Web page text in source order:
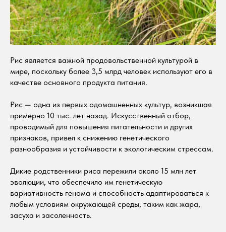
Рис является важной продовольственной культурой в
мире, поскольку более 3,5 млрд человек используют его в
качестве основного продукта питания.
Рис — одна из первых одомашненных культур, возникшая
примерно 10 тыс. лет назад. Искусственный отбор,
проводимый для повышения питательности и других
признаков, привел к снижению генетического
разнообразия и устойчивости к экологическим стрессам.
Дикие родственники риса пережили около 15 млн лет
эволюции, что обеспечило им генетическую
вариативность генома и способность адаптироваться к
любым условиям окружающей среды, таким как жара,
засуха и засоленность.